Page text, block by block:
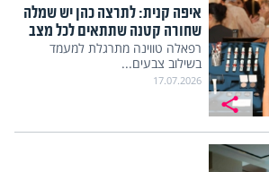
איפה קנית: לתרצה כהן יש שמלה
שחורה קטנה שתתאים לכל מצב
רפאלה טווינה מתרגלת למעמד
בשילוב צבעים...
17.07.2026